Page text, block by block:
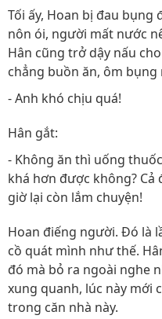
Tối ấy, Hoan bị đau bụng
nôn ói, người mất nước
Hân cũng trở dậy nấu
chẳng buồn ăn, ôm bụng
- Anh khó chịu quá!
Hân gắt:
- Không ăn thì uống
khá hơn được không?
giờ lại còn lắm chuyện!
Hoan điếng người. Đó là
cồ quát mình như thế.
đó mà bỏ ra ngoài nghe
xung quanh, lúc này mới
trong căn nhà này.